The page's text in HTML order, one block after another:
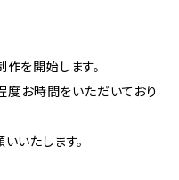
を開始します。
度お時間をいただいており
いたします。